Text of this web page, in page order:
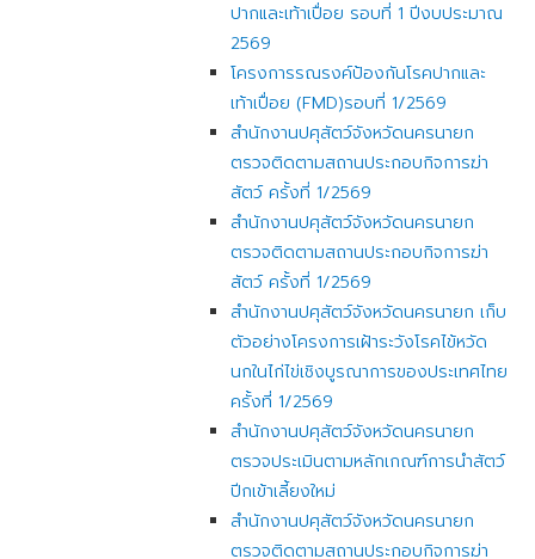
ปากและเท้าเปื่อย รอบที่ 1 ปีงบประมาณ
2569
โครงการรณรงค์ป้องกันโรคปากและ
เท้าเปื่อย (FMD)รอบที่ 1/2569
สำนักงานปศุสัตว์จังหวัดนครนายก
ตรวจติดตามสถานประกอบกิจการฆ่า
สัตว์ ครั้งที่ 1/2569
สำนักงานปศุสัตว์จังหวัดนครนายก
ตรวจติดตามสถานประกอบกิจการฆ่า
สัตว์ ครั้งที่ 1/2569
สำนักงานปศุสัตว์จังหวัดนครนายก เก็บ
ตัวอย่างโครงการเฝ้าระวังโรคไข้หวัด
นกในไก่ไข่เชิงบูรณาการของประเทศไทย
ครั้งที่ 1/2569
สำนักงานปศุสัตว์จังหวัดนครนายก
ตรวจประเมินตามหลักเกณฑ์การนำสัตว์
ปีกเข้าเลี้ยงใหม่
สำนักงานปศุสัตว์จังหวัดนครนายก
ตรวจติดตามสถานประกอบกิจการฆ่า